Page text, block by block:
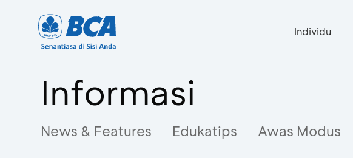
Individu
Informasi
News & Features Edukatips Awas Modus